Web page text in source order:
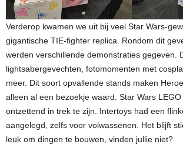
Verderop kwamen we uit bij veel Star Wars-
gigantische TIE-fighter replica. Rondom dit
werden verschillende demonstraties gegeven.
lightsabergevechten, fotomomenten met
meer. Dit soort opvallende stands maken
alleen al een bezoekje waard. Star Wars
ontzettend in trek te zijn. Intertoys had een
aangelegd, zelfs voor volwassenen. Het blijft
leuk om dingen te bouwen, vinden jullie niet?